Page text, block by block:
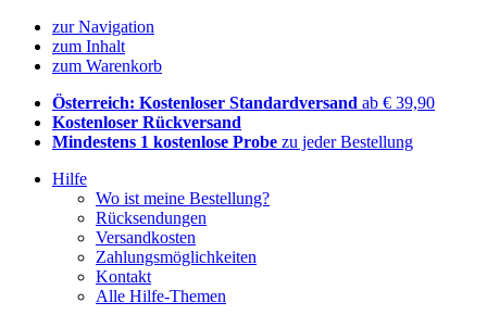
zur Navigation
zum Inhalt
zum Warenkorb
Österreich: Kostenloser Standardversand ab € 39,90
Kostenloser Rückversand
Mindestens 1 kostenlose Probe zu jeder Bestellung
Hilfe
Wo ist meine Bestellung?
Rücksendungen
Versandkosten
Zahlungsmöglichkeiten
Kontakt
Alle Hilfe-Themen